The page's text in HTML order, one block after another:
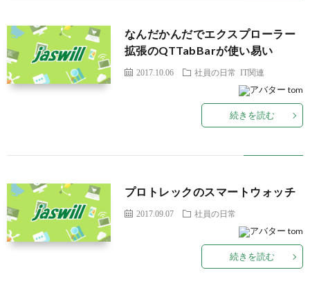
なんだかんだでエクスプローラー
拡張のQTTabBarが使い易い
2017.10.06 社員の日常 IT関連
tom
続きを読む
プロトレックのスマートウォッチ
2017.09.07 社員の日常
tom
続きを読む